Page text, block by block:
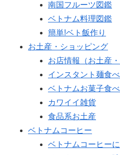
南国フルーツ図鑑
ベトナム料理図鑑
簡単!ベト飯作り
お土産・ショッピング
お店情報（お土産・
インスタント麺食
ベトナムお菓子食
カワイイ雑貨
食品系お土産
ベトナムコーヒー
ベトナムコーヒー